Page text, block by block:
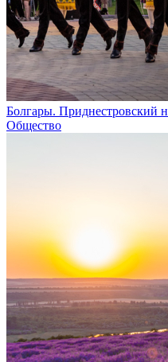
Болгары. Приднестровский
Общество